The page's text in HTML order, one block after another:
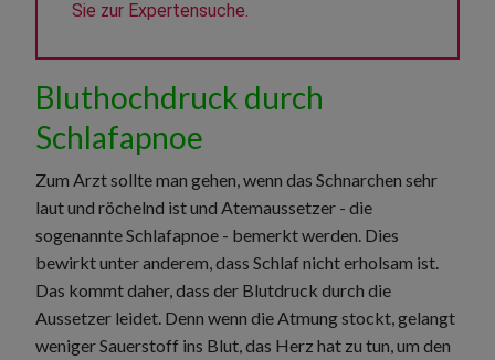
Sie zur Expertensuche.
Bluthochdruck durch
Schlafapnoe
Zum Arzt sollte man gehen, wenn das Schnarchen sehr
laut und röchelnd ist und Atemaussetzer - die
sogenannte Schlafapnoe - bemerkt werden. Dies
bewirkt unter anderem, dass Schlaf nicht erholsam ist.
Das kommt daher, dass der Blutdruck durch die
Aussetzer leidet. Denn wenn die Atmung stockt, gelangt
weniger Sauerstoff ins Blut, das Herz hat zu tun, um den